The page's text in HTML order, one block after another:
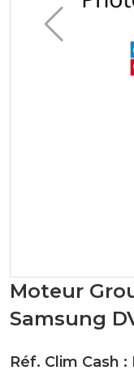
Moteur
Samsung
Réf. Clim Cash :